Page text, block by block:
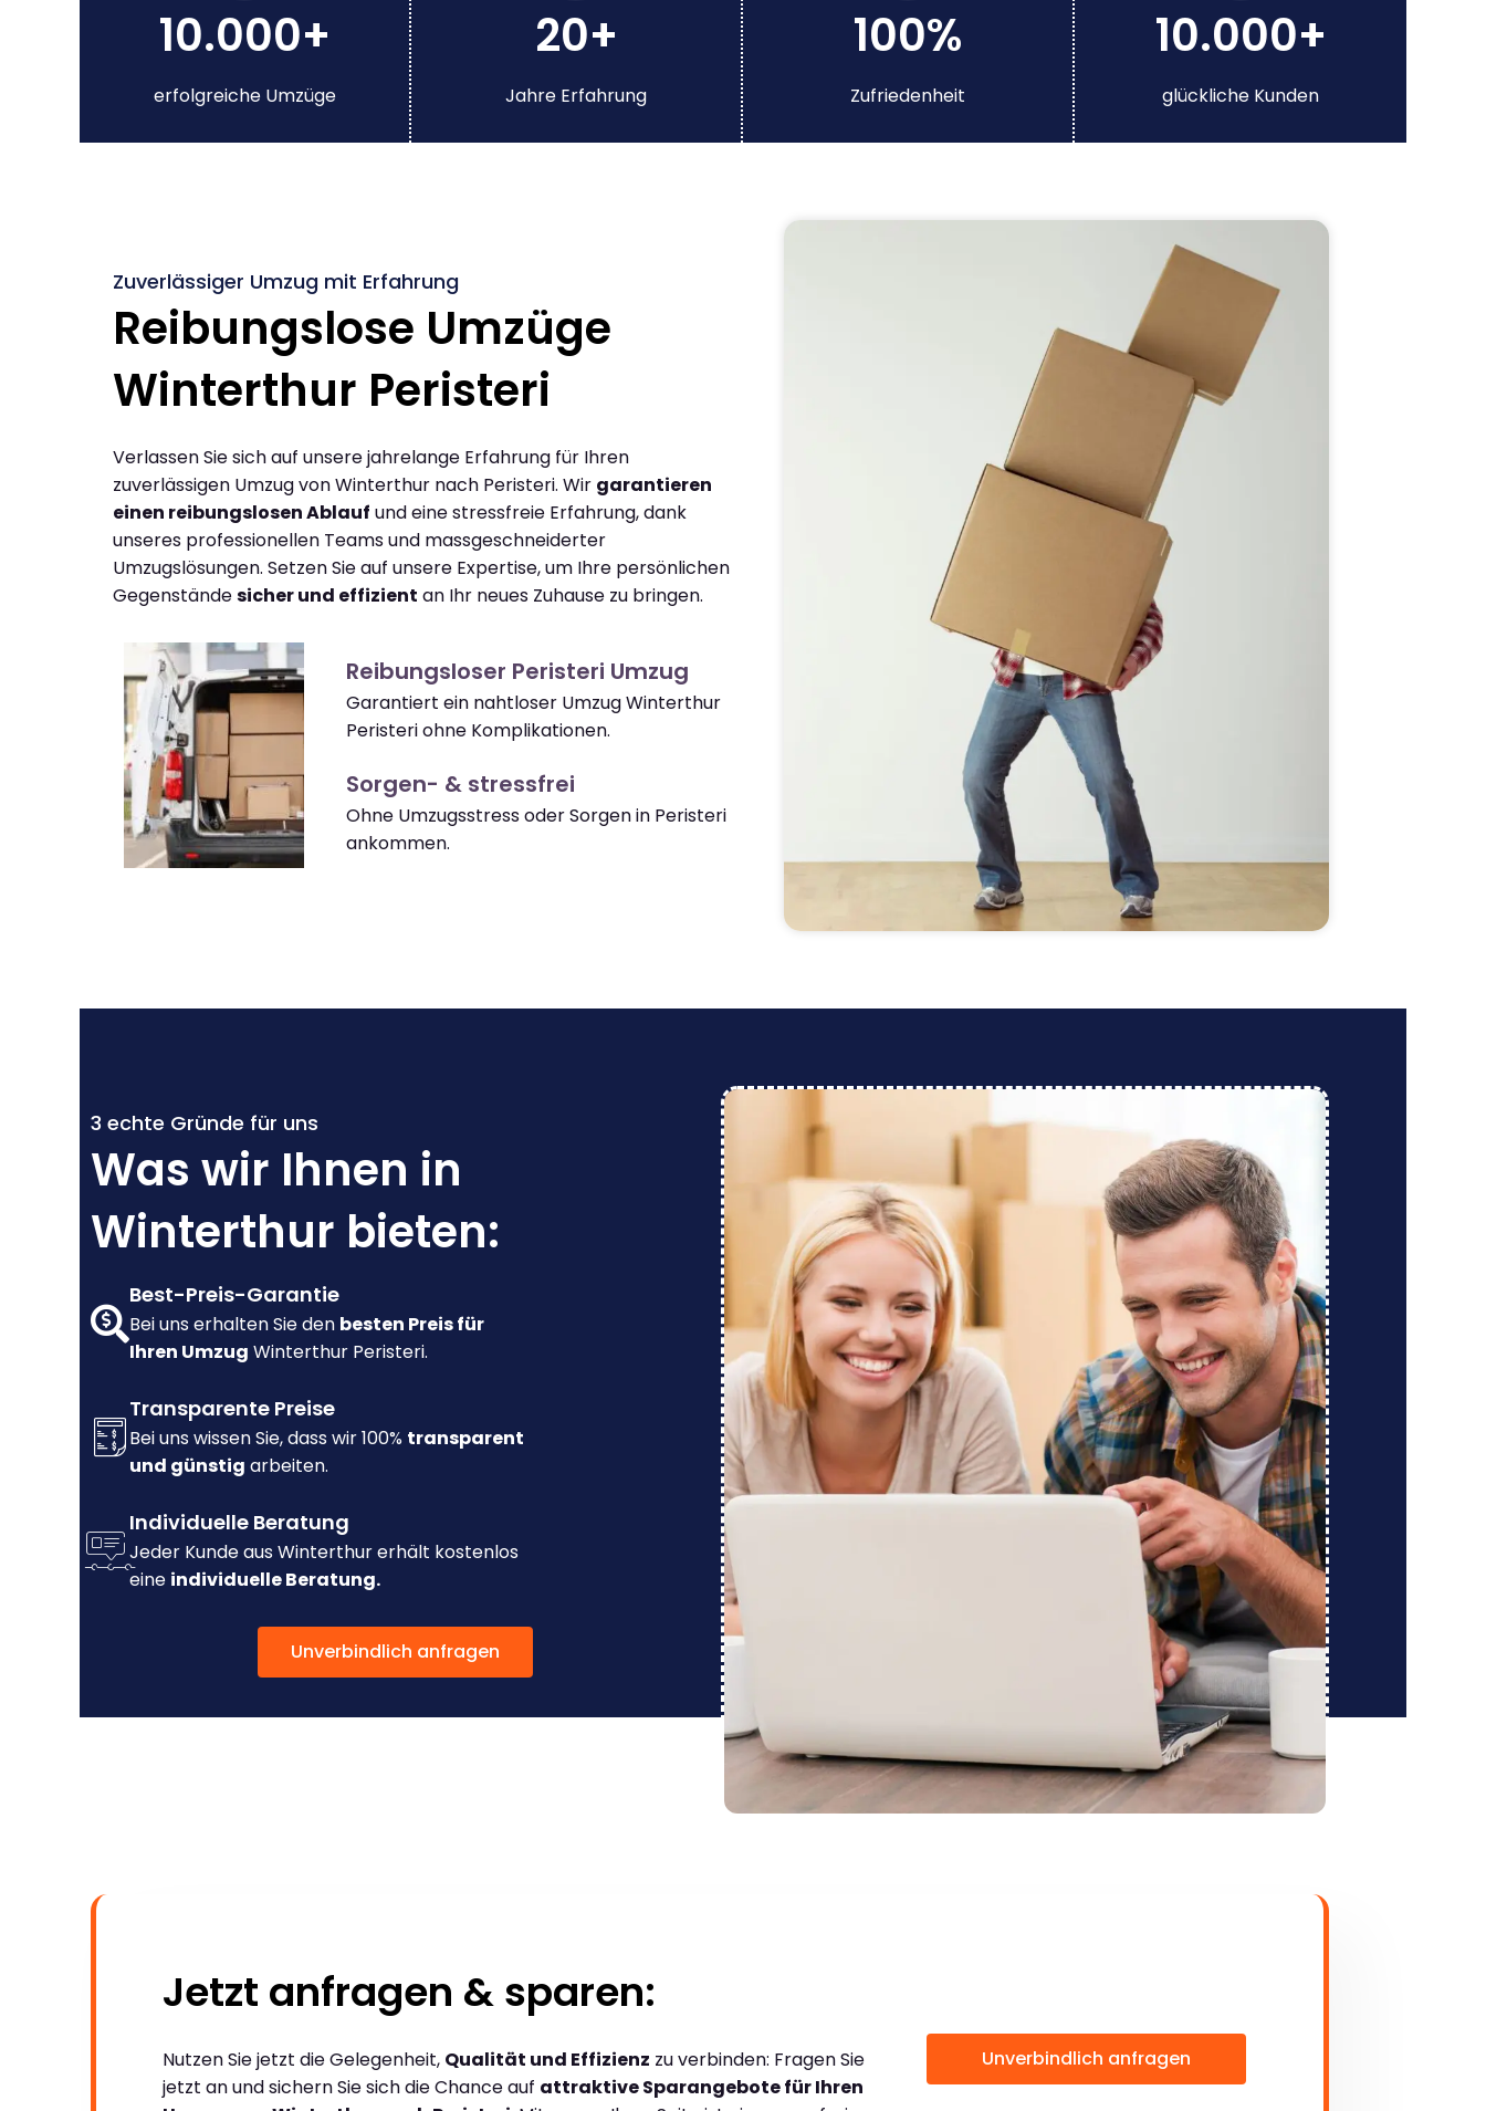
10.000+
erfolgreiche Umzüge
20+
Jahre Erfahrung
100%
Zufriedenheit
10.000+
glückliche Kunden
Zuverlässiger Umzug mit Erfahrung
Reibungslose Umzüge
Winterthur Peristeri
Verlassen Sie sich auf unsere jahrelange Erfahrung für Ihren
zuverlässigen Umzug von Winterthur nach Peristeri. Wir garantieren
einen reibungslosen Ablauf und eine stressfreie Erfahrung, dank
unseres professionellen Teams und massgeschneiderter
Umzugslösungen. Setzen Sie auf unsere Expertise, um Ihre persönlichen
Gegenständesicher und effizient an Ihr neues Zuhause zu bringen.
Reibungsloser Peristeri Umzug
Garantiert ein nahtloser Umzug Winterthur
Peristeri ohne Komplikationen.
Sorgen- & stressfrei
Ohne Umzugsstress oder Sorgen in Peristeri
ankommen.
3 echte Gründe für uns
Was wir Ihnen in
Winterthur bieten:
Best-Preis-Garantie
Bei uns erhalten Sie den besten Preis für
Ihren Umzug Winterthur Peristeri.
Transparente Preise
Bei uns wissen Sie, dass wir 100% transparent
und günstig arbeiten.
Individuelle Beratung
Jeder Kunde aus Winterthur erhält kostenlos
eine individuelle Beratung.
Unverbindlich anfragen
Jetzt anfragen & sparen:
Nutzen Sie jetzt die Gelegenheit, Qualität und Effizienz zu verbinden: Fragen Sie
jetzt an und sichern Sie sich die Chance auf attraktive Sparangebote für Ihren
Unverbindlich anfragen